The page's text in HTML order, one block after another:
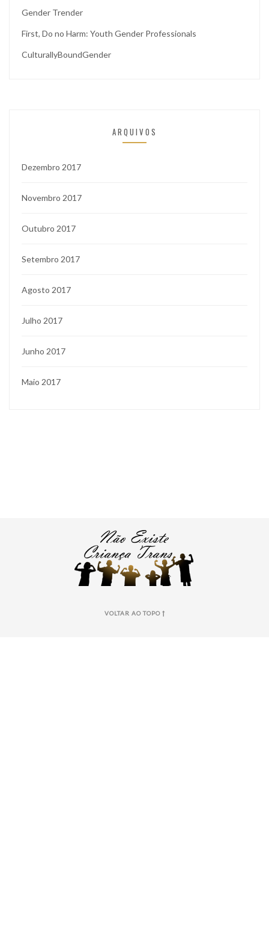
Gender Trender
First, Do no Harm: Youth Gender Professionals
CulturallyBoundGender
ARQUIVOS
Dezembro 2017
Novembro 2017
Outubro 2017
Setembro 2017
Agosto 2017
Julho 2017
Junho 2017
Maio 2017
VOLTAR AO TOPO